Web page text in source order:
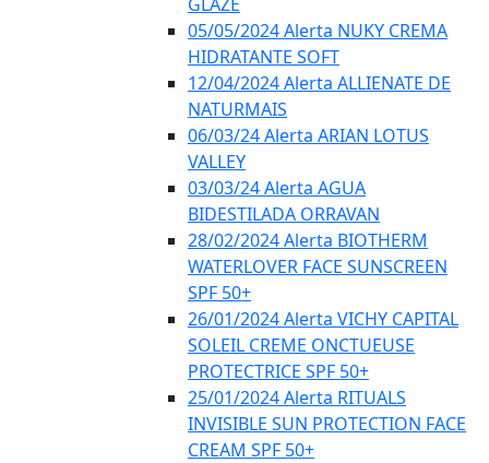
05/05/2024 Alerta NUKY CREMA
HIDRATANTE SOFT
12/04/2024 Alerta ALLIENATE DE
NATURMAIS
06/03/24 Alerta ARIAN LOTUS
VALLEY
03/03/24 Alerta AGUA
BIDESTILADA ORRAVAN
28/02/2024 Alerta BIOTHERM
WATERLOVER FACE SUNSCREEN
SPF 50+
26/01/2024 Alerta VICHY CAPITAL
SOLEIL CREME ONCTUEUSE
PROTECTRICE SPF 50+
25/01/2024 Alerta RITUALS
INVISIBLE SUN PROTECTION FACE
CREAM SPF 50+